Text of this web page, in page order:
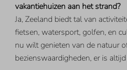
vakantiehuizen aan het strand?
Ja, Zeeland biedt tal van
fietsen, watersport, golfen, en
nu wilt genieten van de natuur
bezienswaardigheden, er is